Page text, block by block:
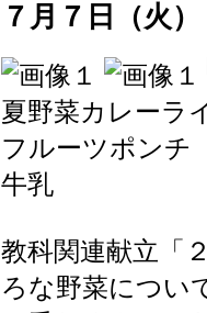
７月７日（火
夏野菜カレーラ
フルーツポンチ
牛乳
教科関連献立「
ろな野菜につ